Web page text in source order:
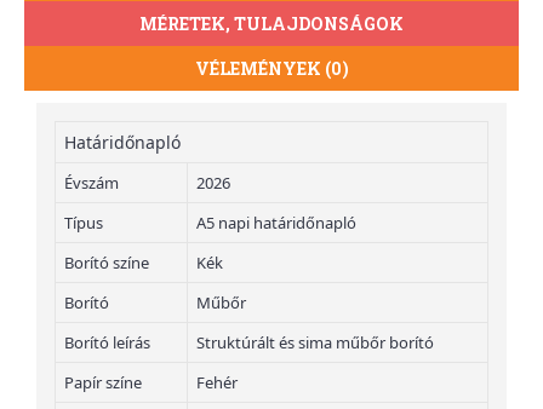
MÉRETEK, TULAJDONSÁGOK
VÉLEMÉNYEK (0)
Határidőnapló
Évszám
2026
Típus
A5 napi határidőnapló
Borító színe
Kék
Borító
Műbőr
Borító leírás
Struktúrált és sima műbőr borító
Papír színe
Fehér